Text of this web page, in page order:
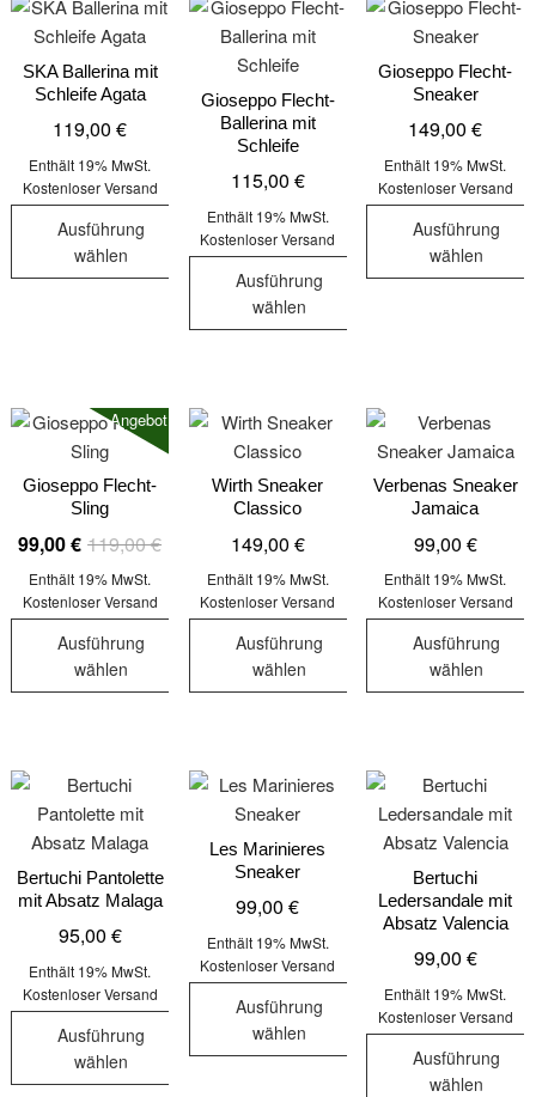
auf.
Die
Optionen
können
auf
der
Produktseite
gewählt
werden
mehrere
Varianten
auf.
Die
Optionen
können
auf
der
Produktseite
gewählt
werden
auf.
Die
Optionen
können
auf
der
gewählt
werden
SKA Ballerina mit
Schleife Agata
119,00€
Enthält 19% MwSt.
Kostenloser Versand
Ausführung
wählen
Varianten
auf.
Die
Optionen
können
auf
der
Produktseite
gewählt
werden
Gioseppo Flecht-
Ballerina mit
Schleife
115,00 €
Enthält 19% MwSt.
Kostenloser Versand
Ausführung
wählen
mehrere
Varianten
auf.
Die
Optionen
können
auf
Produktseite
gewählt
Gioseppo Flecht-
Sneaker
149,00€
Enthält 19% MwSt.
Kostenloser Versand
Ausführung
wählen
auf.
Die
Optionen
können
auf
der
gewählt
werden
Angebot!
Gioseppo Flecht-
Sling
119,00€Ursprünglicher
119,00 €
99,00€
Aktueller
99,00 €.
Enthält 19% MwSt.
Kostenloser Versand
Ausführung
wählen
mehrere
Varianten
auf.
Die
Optionen
können
auf
der
gewählt
werden
Wirth Sneaker
Classico
149,00 €
Enthält 19% MwSt.
Kostenloser Versand
Ausführung
wählen
mehrere
Varianten
auf.
Die
Optionen
können
auf
Produktseite
gewählt
Verbenas Sneaker
Jamaica
99,00 €
Enthält 19% MwSt.
Kostenloser Versand
Ausführung
wählen
mehrere
Varianten
auf.
Die
Optionen
können
auf
der
gewählt
werden
Bertuchi Pantolette
mit Absatz Malaga
95,00 €
Enthält 19% MwSt.
Kostenloser Versand
Ausführung
wählen
Les Marinieres
Sneaker
99,00€
Enthält 19% MwSt.
Kostenloser Versand
Ausführung
wählen
Bertuchi
Ledersandale mit
Absatz Valencia
99,00 €
Enthält 19% MwSt.
Kostenloser Versand
Ausführung
wählen